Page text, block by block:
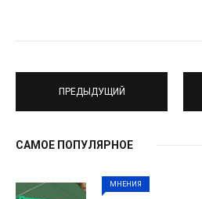
ПРЕДЫДУЩИЙ
САМОЕ ПОПУЛЯРНОЕ
МНЕНИЯ